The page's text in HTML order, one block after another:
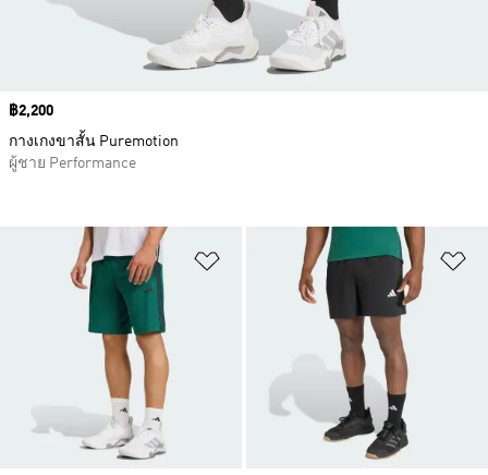
เพิ่มไปยังรายการสินค้าโปรด
Price
฿2,200
กางเกงขาสั้น Puremotion
ผู้ชาย Performance